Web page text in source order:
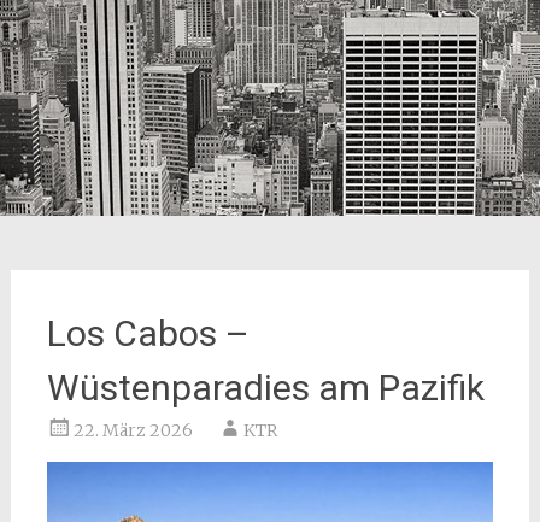
Los Cabos –
Wüstenparadies am Pazifik
22. März 2026 KTR